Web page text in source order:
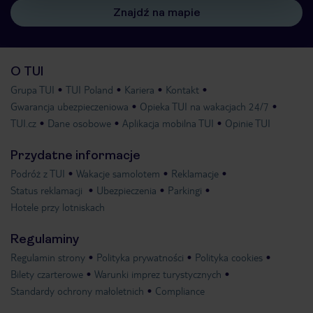
Znajdź na mapie
O TUI
Grupa TUI TUI Poland Kariera
Kontakt
Gwarancja ubezpieczeniowa
Opieka TUI na wakacjach 24/7
TUI.cz
Dane osobowe Aplikacja mobilna TUI Opinie TUI
Przydatne informacje
Podróż z TUI Wakacje samolotem
Reklamacje
Status reklamacji
Ubezpieczenia
Parkingi
Hotele przy lotniskach
Regulaminy
Regulamin strony Polityka prywatności
Polityka cookies
Bilety czarterowe
Warunki imprez turystycznych
Standardy ochrony małoletnich
Compliance